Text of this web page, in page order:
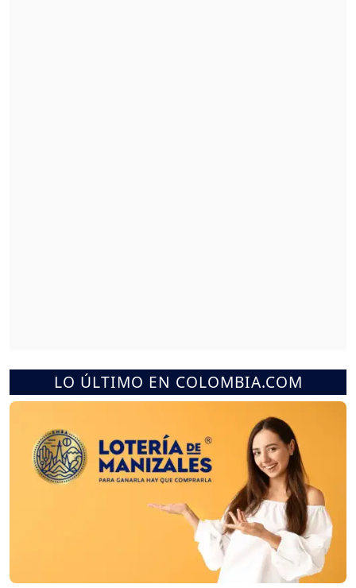
LO ÚLTIMO EN COLOMBIA.COM